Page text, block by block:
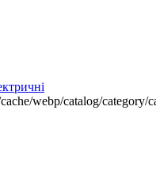
webp/catalog/category/